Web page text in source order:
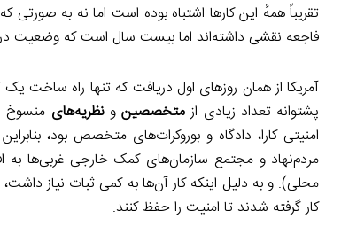
تقریباً همهٔ این کارها اشتباه بوده است اما نه به
فاجعه نقشی داشته‌اند اما بیست سال است که وضعیت
آمریکا از همان روزهای اول دریافت که تنها راه ساخت
پشتوانه تعداد زیادی ازمتخصصینونظریه‌های منسوخ
امنیتی کارا، دادگاه و بوروکرات‌های متخصص بود،
مردم‌نهاد و مجتمع سازمان‌های کمک خارجی غربی‌ها
محلی). و به دلیل اینکه کار آن‌ها به کمی ثبات نیاز
کار گرفته شدند تا امنیت را حفظ کنند.